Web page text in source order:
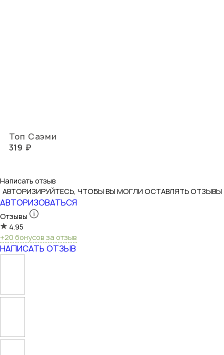
Топ Саэми
319 ₽
Написать отзыв
АВТОРИЗИРУЙТЕСЬ, ЧТОБЫ ВЫ МОГЛИ ОСТАВЛЯТЬ ОТЗЫВЫ
АВТОРИЗОВАТЬСЯ
Отзывы
4.95
+20 бонусов за отзыв
НАПИСАТЬ ОТЗЫВ